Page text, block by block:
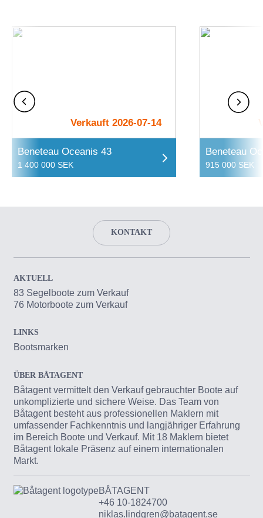
Verkauft 2026-07-14
Beneteau Oceanis 43
1 400 000 SEK
Beneteau
915 000 SEK
KONTAKT
AKTUELL
83 Segelboote zum Verkauf
76 Motorboote zum Verkauf
LINKS
Bootsmarken
ÜBER BÅTAGENT
Båtagent vermittelt den Verkauf gebrauchter Boote auf
unkomplizierte und sichere Weise. Das Team von
Båtagent besteht aus professionellen Maklern mit
umfassender Fachkenntnis und langjähriger Erfahrung
im Bereich Boote und Verkauf. Mit 18 Maklern bietet
Båtagent lokale Präsenz auf einem internationalen
Markt.
BÅTAGENT
+46 10-1824700
niklas.lindgren@batagent.se